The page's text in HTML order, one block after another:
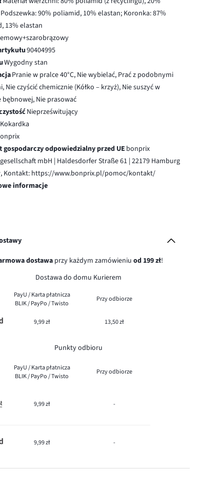
90% poliamid, 10% elastan; Koronka: 87%
13% elastan
90404995
Wygodny stan
Pranie w pralce 40°C, Nie wybielać, Prać z podobnymi
Nie czyścić chemicznie (Kółko – krzyż), Nie suszyć w
bębnowej, Nie prasować
Nieprześwitujący
Kokardka
gospodarczy odpowiedzialny przed UE bonprix
mbH | Haldesdorfer Straße 61 | 22179 Hamburg
Kontakt: https://www.bonprix.pl/pomoc/kontakt/
informacje
dostawaprzy każdym zamówieniu od 199 zł!
Dostawa do domu Kurierem
PayU / Karta płatnicza
BLIK / PayPo / Twisto
Przy odbiorze
9,99 zł 13,50 zł
Punkty odbioru
PayU / Karta płatnicza
BLIK / PayPo / Twisto
Przy odbiorze
9,99 zł -
9,99 zł -